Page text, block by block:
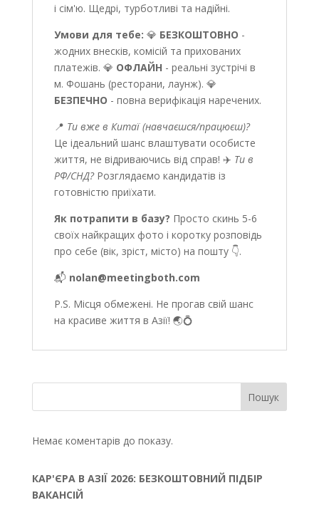
і сім'ю. Щедрі, турботливі та надійні.
Умови для тебе: 💎 БЕЗКОШТОВНО -
жодних внесків, комісій та прихованих
платежів. 💎 ОФЛАЙН - реальні зустрічі в
м. Фошань (ресторани, лаунж). 💎
БЕЗПЕЧНО - повна верифікація наречених.
📍 Ти вже в Китаї (навчаєшся/працюєш)?
Це ідеальний шанс влаштувати особисте
життя, не відриваючись від справ! ✈️ Ти в
РФ/СНД?Розглядаємо кандидатів із
готовністю приїхати.
Як потрапити в базу? Просто скинь 5-6
своїх найкращих фото і коротку розповідь
про себе (вік, зріст, місто) на пошту 👇.
📬 nolan@meetingboth.com
P.S. Місця обмежені. Не прогав свій шанс
на красиве життя в Азії! 🌏💍
Пошук
Немає коментарів до показу.
КАР'ЄРА В АЗІЇ 2026: БЕЗКОШТОВНИЙ ПІДБІР
ВАКАНСІЙ